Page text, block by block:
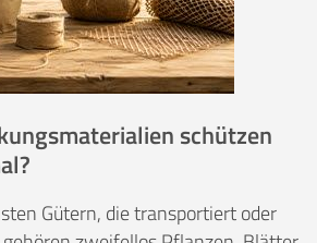
schützen
Gütern, die transportiert oder